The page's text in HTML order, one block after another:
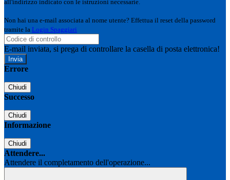
all'indirizzo indicato con le istruzioni necessarie.
Non hai una e-mail associata al nome utente? Effettua il reset della password
tramite la Login Spaggiari
E-mail inviata, si prega di controllare la casella di posta elettronica!
Errore
Chiudi
Successo
Chiudi
Informazione
Chiudi
Attendere...
Attendere il completamento dell'operazione...